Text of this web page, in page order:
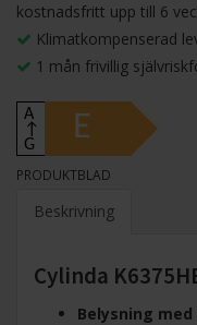
kostnadsfritt upp till 6
Klimatkompenserad
1 mån frivillig
A
↑
G
E
PRODUKTBLAD
Beskrivning
Cylinda
Belysning med